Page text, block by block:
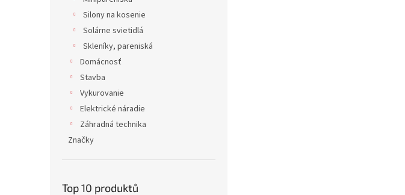
Silony na kosenie
Solárne svietidlá
Skleníky, pareniská
Domácnosť
Stavba
Vykurovanie
Elektrické náradie
Záhradná technika
Značky
Top 10 produktů